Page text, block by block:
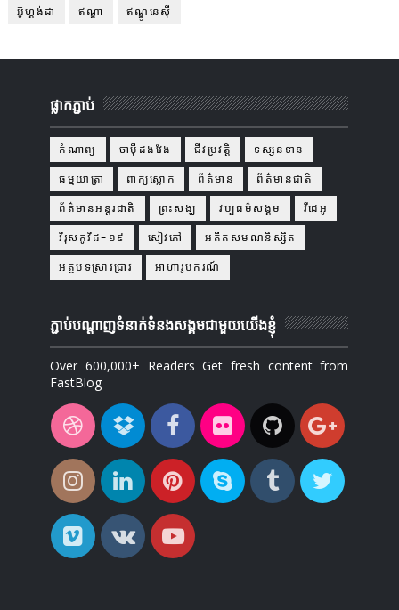
អ៊ូហ្គង់ដា
ឥណ្ឌា ឥណ្ឌូនេស៊ី
ផ្លាកភ្ជាប់
កំណាព្យ ចាប៉ីដងវែង ជីវប្រវត្តិ
ទស្សនទាន
ធម្មយាត្រា
ពាក្យស្លោក ព័ត៌មាន
ព័ត៌មានជាតិ
ព័ត៌មានអន្តរជាតិ
ព្រះសង្ឃ វប្បធម៌សង្គម
វីដេអូ
វីរុសកូវីដ-១៩
សៀវភៅ
អតីតសមណនិស្សិត
អត្ថបទស្រាវជ្រាវ
អាហារូបករណ៍
ភ្ជាប់បណ្ដាញទំនាក់ទំនងសង្គមជាមួយយើងខ្ញុំ
Over 600,000+ Readers Get fresh content from
FastBlog